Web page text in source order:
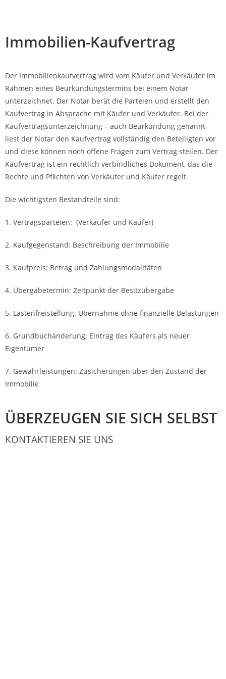
Immobilien-Kaufvertrag
Der Immobilienkaufvertrag wird vom Käufer und Verkäufer im
Rahmen eines Beurkundungstermins bei einem Notar
unterzeichnet. Der Notar berät die Parteien und erstellt den
Kaufvertrag in Absprache mit Käufer und Verkäufer. Bei der
Kaufvertragsunterzeichnung – auch Beurkundung genannt-
liest der Notar den Kaufvertrag vollständig den Beteiligten vor
und diese können noch offene Fragen zum Vertrag stellen. Der
Kaufvertrag ist ein rechtlich verbindliches Dokument, das die
Rechte und Pflichten von Verkäufer und Käufer regelt.
Die wichtigsten Bestandteile sind:
1. Vertragsparteien: (Verkäufer und Käufer)
2. Kaufgegenstand: Beschreibung der Immobilie
3. Kaufpreis: Betrag und Zahlungsmodalitäten
4. Übergabetermin: Zeitpunkt der Besitzübergabe
5. Lastenfreistellung: Übernahme ohne finanzielle Belastungen
6. Grundbuchänderung: Eintrag des Käufers als neuer
Eigentümer
7. Gewährleistungen: Zusicherungen über den Zustand der
Immobilie
ÜBERZEUGEN SIE SICH SELBST
KONTAKTIEREN SIE UNS